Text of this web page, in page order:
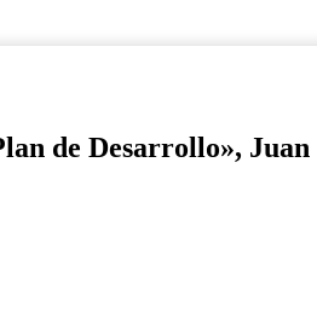
de Desarrollo»,